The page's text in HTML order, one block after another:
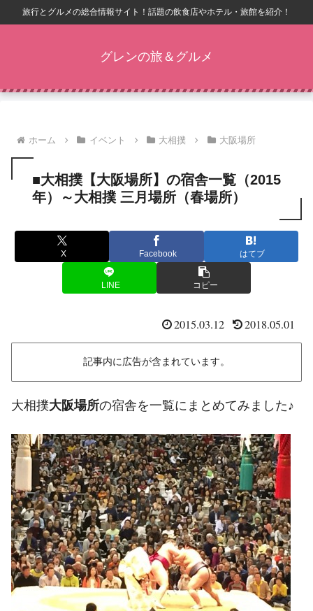
旅行とグルメの総合情報サイト！話題の飲食店やホテル・旅館を紹介！
グレンの旅＆グルメ
ホーム イベント 大相撲 大阪場所
■大相撲【大阪場所】の宿舎一覧（2015
年）～大相撲 三月場所（春場所）
X Facebook はてブ
LINE コピー
2015.03.12 2018.05.01
記事内に広告が含まれています。
大相撲大阪場所の宿舎を一覧にまとめてみました♪